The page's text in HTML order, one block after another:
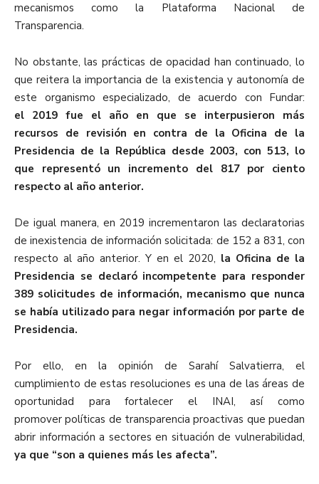
mecanismos como la Plataforma Nacional de
Transparencia.
No obstante, las prácticas de opacidad han continuado, lo
que reitera la importancia de la existencia y autonomía de
este organismo especializado, de acuerdo con Fundar:
el 2019 fue el año en que se interpusieron más
recursos de revisión en contra de la Oficina de la
Presidencia de la República desde 2003, con 513, lo
que representó un incremento del 817 por ciento
respecto al año anterior.
De igual manera, en 2019 incrementaron las declaratorias
de inexistencia de información solicitada: de 152 a 831, con
respecto al año anterior. Y en el 2020, la Oficina de la
Presidencia se declaró incompetente para responder
389 solicitudes de información, mecanismo que nunca
se había utilizado para negar información por parte de
Presidencia.
Por ello, en la opinión de Sarahí Salvatierra, el
cumplimiento de estas resoluciones es una de las áreas de
oportunidad para fortalecer el INAI, así como
promover políticas de transparencia proactivas que puedan
abrir información a sectores en situación de vulnerabilidad,
ya que “son a quienes más les afecta”.